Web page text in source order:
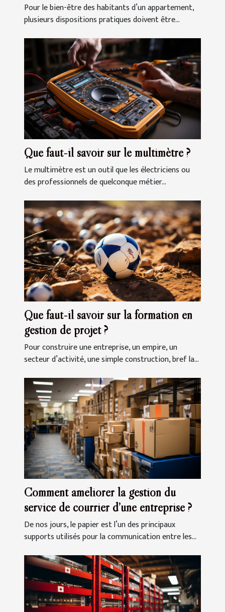
Pour le bien-être des habitants d’un appartement,
plusieurs dispositions pratiques doivent être...
Que faut-il savoir sur le multimètre ?
Le multimètre est un outil que les électriciens ou
des professionnels de quelconque métier...
Que faut-il savoir sur la formation en
gestion de projet ?
Pour construire une entreprise, un empire, un
secteur d’activité, une simple construction, bref la...
Comment améliorer la gestion du
service de courrier d’une entreprise ?
De nos jours, le papier est l’un des principaux
supports utilisés pour la communication entre les...